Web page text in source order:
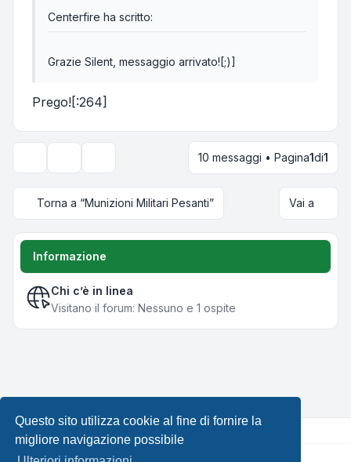
Questo sito utilizza cookie al fine di fornire la
migliore navigazione possibile
Centerfire ha scritto:
Grazie Silent, messaggio arrivato![;)]
Prego![:264]
Opzioni di visualizzazione e ordinamento
10 messaggi • Pagina1di1
Torna a “Munizioni Militari Pesanti” Vai a
Informazione
Chi c’è in linea
Visitano il forum: Nessuno e 1 ospite